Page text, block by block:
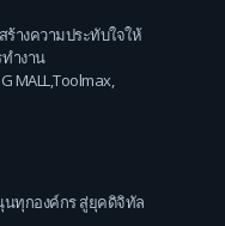
างความประทับใจให้
ำงาน
MALL,Toolmax,
นทุกองค์กร สู่ยุคดิจิทัล